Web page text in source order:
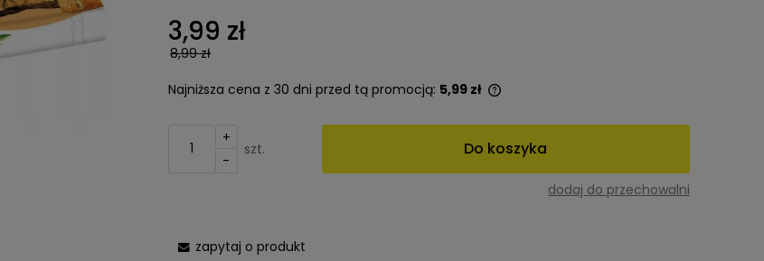
3,99 zł
8,99 zł
Najniższa cena z 30 dni przed tą promocją: 5,99 zł
+
-
szt. Do koszyka
dodaj do przechowalni
zapytaj o produkt